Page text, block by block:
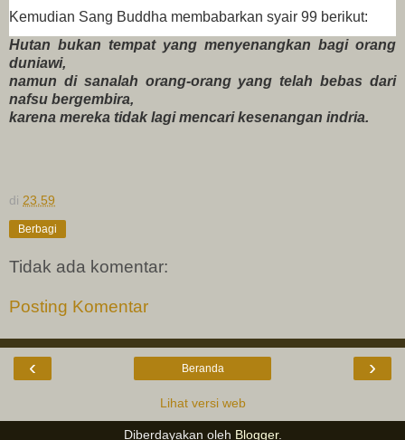
Kemudian Sang Buddha membabarkan syair 99 berikut:
Hutan bukan tempat yang menyenangkan bagi orang
duniawi,
namun di sanalah orang-orang yang telah bebas dari
nafsu bergembira,
karena mereka tidak lagi mencari kesenangan indria.
di 23.59
Berbagi
Tidak ada komentar:
Posting Komentar
‹ ›
Beranda
Lihat versi web
Diberdayakan oleh Blogger.